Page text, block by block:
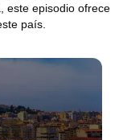
este episodio ofrece
país.